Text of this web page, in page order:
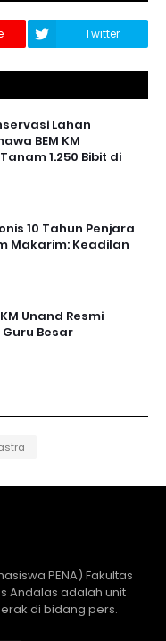
Twitter
Lahan
BEM KM
1.250 Bibit di
10 Tahun Penjara
Makarim: Keadilan
Unand Resmi
Besar
PENA) Fakultas
Andalas adalah unit
di bidang pers.